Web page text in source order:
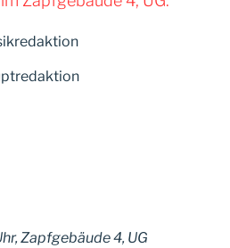
Zapfgebäude 4, UG